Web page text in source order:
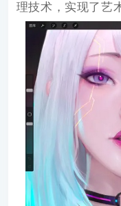
理技术，实现了艺